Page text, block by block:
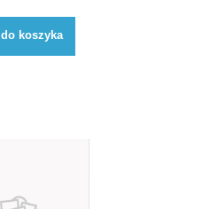
do koszyka